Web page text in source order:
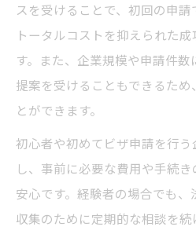
スを受けることで、初回の申
トータルコストを抑えられた
す。また、企業規模や申請件
提案を受けることもできるた
とができます。
初心者や初めてビザ申請を行
し、事前に必要な費用や手続
安心です。経験者の場合でも
収集のために定期的な相談を